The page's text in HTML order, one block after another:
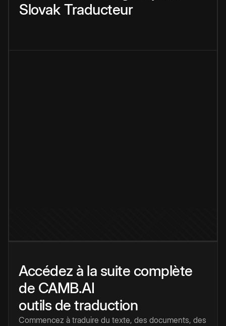
Slovak Traducteur
Accédez à la suite complète
de CAMB.AI
outils de traduction
Commencez à traduire du texte, des documents, des